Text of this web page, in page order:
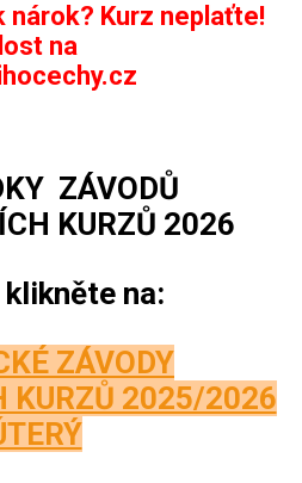
nárok? Kurz neplaťte!
na
ZÁVODŮ
KURZŮ 2026
na:
ZÁVODY
KURZŮ 2025/2026